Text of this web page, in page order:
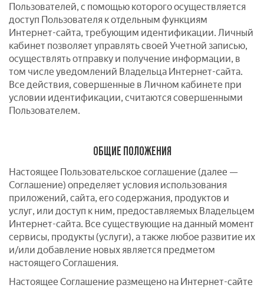
Пользователей, с помощью которого осуществляется
доступ Пользователя к отдельным функциям
Интернет-сайта, требующим идентификации. Личный
кабинет позволяет управлять своей Учетной записью,
осуществлять отправку и получение информации, в
том числе уведомлений Владельца Интернет-сайта.
Все действия, совершенные в Личном кабинете при
условии идентификации, считаются совершенными
Пользователем.
ОБЩИЕ ПОЛОЖЕНИЯ
Настоящее Пользовательское соглашение (далее —
Соглашение) определяет условия использования
приложений, сайта, его содержания, продуктов и
услуг, или доступ к ним, предоставляемых Владельцем
Интернет-сайта. Все существующие на данный момент
сервисы, продукты (услуги), а также любое развитие их
и/или добавление новых является предметом
настоящего Соглашения.
Настоящее Соглашение размещено на Интернет-сайте